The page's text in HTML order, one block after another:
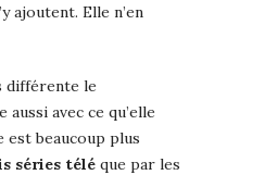
ajoutent. Elle n’en
différente le
aussi avec ce qu’elle
est beaucoup plus
séries télé que par les